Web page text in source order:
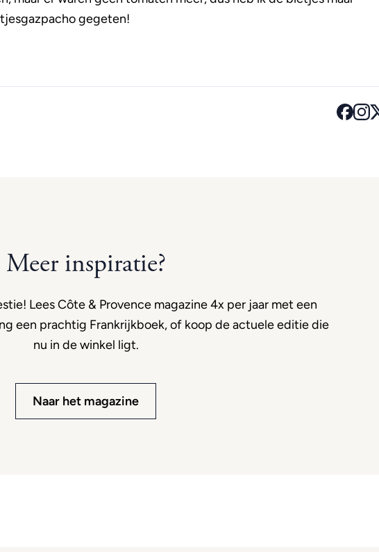
gegeten!
Meer inspiratie?
Lees Côte & Provence magazine 4x per jaar met een
een prachtig Frankrijkboek, of koop de actuele editie die
nu in de winkel ligt.
Naar het magazine